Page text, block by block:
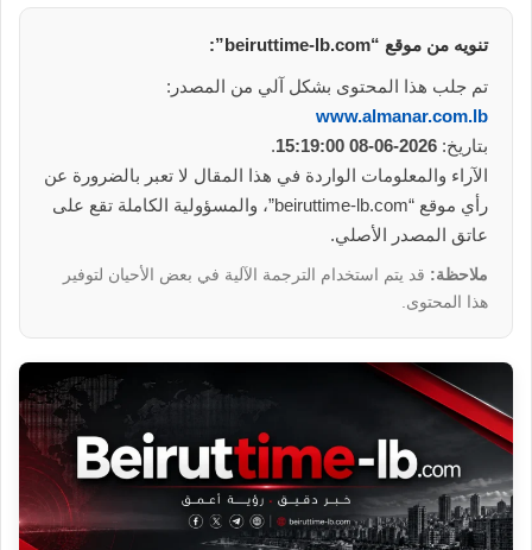
تنويه من موقع “beiruttime-lb.com”:
تم جلب هذا المحتوى بشكل آلي من المصدر:
www.almanar.com.lb
بتاريخ: 2026-06-08 15:19:00
.
الآراء والمعلومات الواردة في هذا المقال لا تعبر بالضرورة عن
رأي موقع “beiruttime-lb.com”، والمسؤولية الكاملة تقع على
عاتق المصدر الأصلي.
ملاحظة: قد يتم استخدام الترجمة الآلية في بعض الأحيان لتوفير
هذا المحتوى.